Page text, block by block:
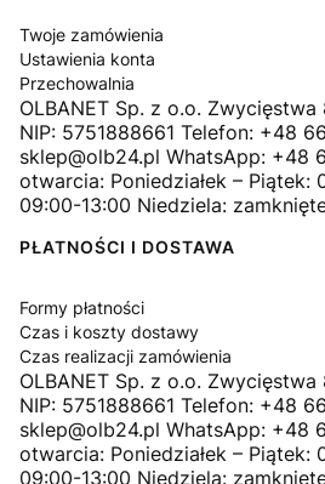
Twoje zamówienia
Ustawienia konta
Przechowalnia
OLBANET Sp. z o.o.
NIP: 5751888661 Telefon: +48
sklep@olb24.pl WhatsApp: +48
otwarcia: Poniedziałek – Piątek:
09:00-13:00 Niedziela:
PŁATNOŚCI I DOSTAWA
Formy płatności
Czas i koszty dostawy
Czas realizacji zamówienia
OLBANET Sp. z o.o.
NIP: 5751888661 Telefon: +48
sklep@olb24.pl WhatsApp: +48
otwarcia: Poniedziałek – Piątek:
09:00-13:00 Niedziela: